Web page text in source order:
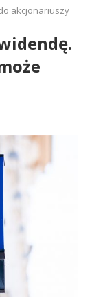
akcjonariuszy